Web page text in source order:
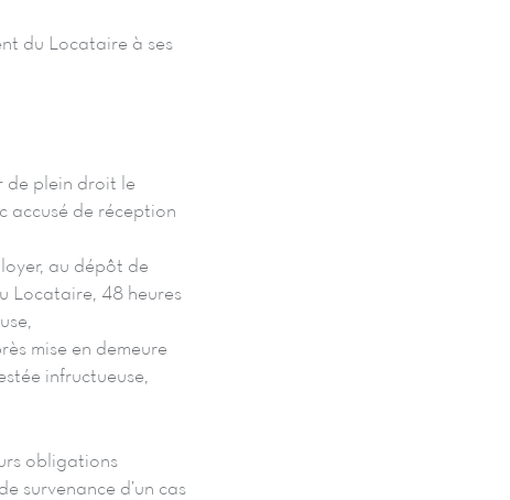
du Locataire à ses
de plein droit le
accusé de réception
au dépôt de
Locataire, 48 heures
mise en demeure
infructueuse,
obligations
survenance d’un cas